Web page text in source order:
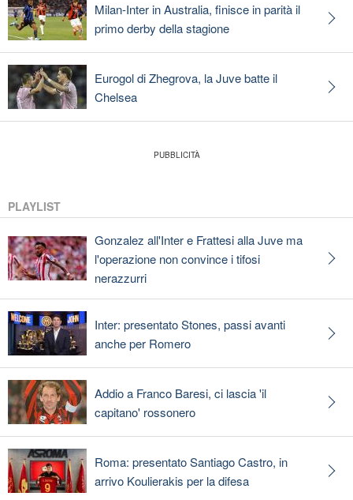
Milan-Inter in Australia, finisce in parità il
primo derby della stagione
Eurogol di Zhegrova, la Juve batte il
Chelsea
PLAYLIST
Gonzalez all'Inter e Frattesi alla Juve ma
l'operazione non convince i tifosi
nerazzurri
Inter: presentato Stones, passi avanti
anche per Romero
Addio a Franco Baresi, ci lascia 'il
capitano' rossonero
Roma: presentato Santiago Castro, in
arrivo Koulierakis per la difesa